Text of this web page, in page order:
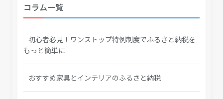
コラム一覧
初心者必見！ワンストップ特例制度でふるさと納税を
もっと簡単に
おすすめ家具とインテリアのふるさと納税